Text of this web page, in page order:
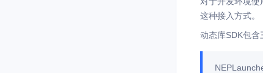
这种接入方式。
动态库SDK包含